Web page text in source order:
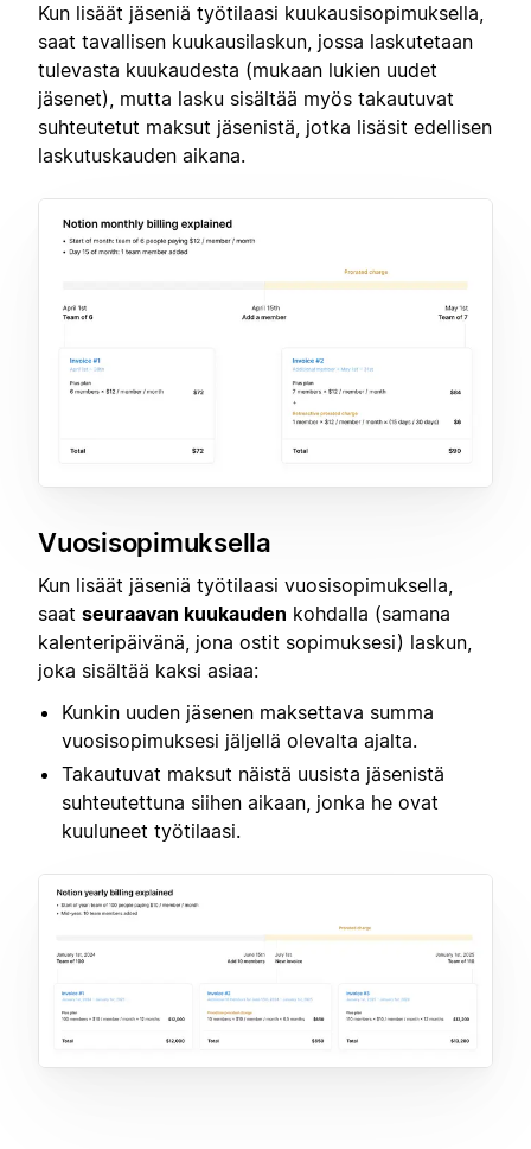
Kun lisäät jäseniä työtilaasi kuukausisopimuksella,
saat tavallisen kuukausilaskun, jossa laskutetaan
tulevasta kuukaudesta (mukaan lukien uudet
jäsenet), mutta lasku sisältää myös takautuvat
suhteutetut maksut jäsenistä, jotka lisäsit edellisen
laskutuskauden aikana.
Vuosisopimuksella
Kun lisäät jäseniä työtilaasi vuosisopimuksella,
saat seuraavan kuukauden kohdalla (samana
kalenteripäivänä, jona ostit sopimuksesi) laskun,
joka sisältää kaksi asiaa:
Kunkin uuden jäsenen maksettava summa
vuosisopimuksesi jäljellä olevalta ajalta.
Takautuvat maksut näistä uusista jäsenistä
suhteutettuna siihen aikaan, jonka he ovat
kuuluneet työtilaasi.